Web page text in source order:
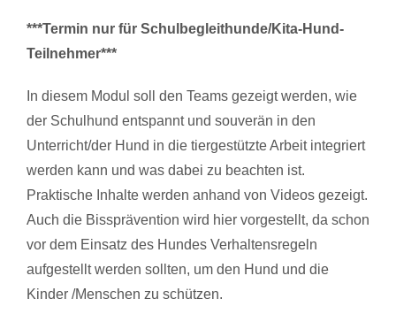
***Termin nur für Schulbegleithunde/Kita-Hund-
Teilnehmer***
In diesem Modul soll den Teams gezeigt werden, wie
der Schulhund entspannt und souverän in den
Unterricht/der Hund in die tiergestützte Arbeit integriert
werden kann und was dabei zu beachten ist.
Praktische Inhalte werden anhand von Videos gezeigt.
Auch die Bissprävention wird hier vorgestellt, da schon
vor dem Einsatz des Hundes Verhaltensregeln
aufgestellt werden sollten, um den Hund und die
Kinder /Menschen zu schützen.